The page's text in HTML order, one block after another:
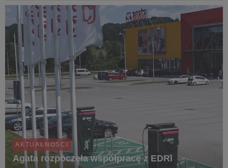
po różnych zakątkach świata. Zgodnie z...
AKTUALNOŚCI
Agata rozpoczęła współpracę z EDRI